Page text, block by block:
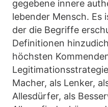
gegebene innere
lebender Mensch. Es
der die Begriffe
Definitionen
höchsten
Macher, als Lenker,
Allesdürfer, als